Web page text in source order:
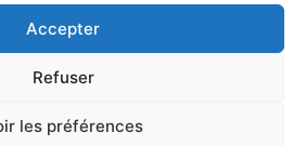
Accepter
Refuser
les préférences
de Blois